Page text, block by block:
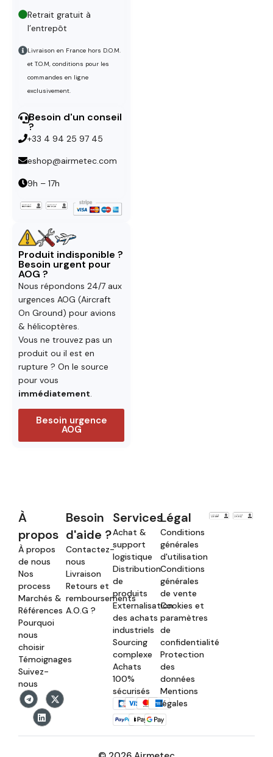
Retrait gratuit à
l’entrepôt
Livraison en France hors D.O.M.
et T.O.M, conditions pour les
commandes en ligne
exclusivement.
Besoin d'un conseil
?
+33 4 94 25 97 45
eshop@airmetec.com
9h – 17h
Produit indisponible ?
Besoin urgent pour
AOG ?
Nous répondons 24/7 aux
urgences AOG (Aircraft
On Ground) pour avions
& hélicoptères.
Vous ne trouvez pas un
produit ou il est en
rupture ? On le source
pour vous
immédiatement.
Besoin urgence
AOG
À
propos
À propos
de nous
Nos
process
Marchés &
Références
Pourquoi
nous
choisir
Témoignages
Suivez-
nous
Besoin
d'aide ?
Contactez-
nous
Livraison
Retours et
remboursements
A.O.G ?
Services
Achat &
support
logistique
Distribution
de
produits
Externalisation
des achats
industriels
Sourcing
complexe
Achats
100%
sécurisés
Légal
Conditions
générales
d'utilisation
Conditions
générales
de vente
Cookies et
paramètres
de
confidentialité
Protection
des
données
Mentions
légales